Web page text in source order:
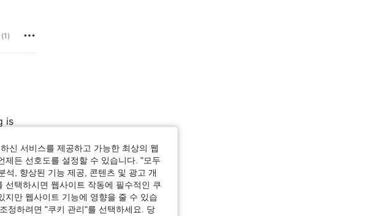
is
신 서비스를 제공하고 가능한 최상의 웹
든 선호도를 설정할 수 있습니다. "모두
석, 향상된 기능 제공, 콘텐츠 및 광고 개
선택하시면 웹사이트 작동에 필수적인 쿠
지만 웹사이트 기능에 영향을 줄 수 있습
정하려면 "쿠키 관리"를 선택하세요. 당